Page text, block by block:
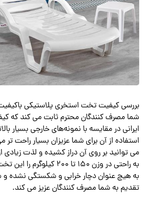
بررسی کیفیت تخت استخری پلاستیکی
شما مصرف کنندگان محترم ثابت می کند که
ایرانی در مقایسه با نمونه‌های خارجی بسیار
استفاده از آن برای شما عزیزان بسیار راحت تر
می توانید بر روی آن دراز کشیده و لذت زیادی
به راحتی در وزن ۱۵۰ تا ۲۰۰
به هیچ عنوان دچار خرابی و شکستگی نشده و
تقدیم به شما مصرف کنندگان عزیز می کند.